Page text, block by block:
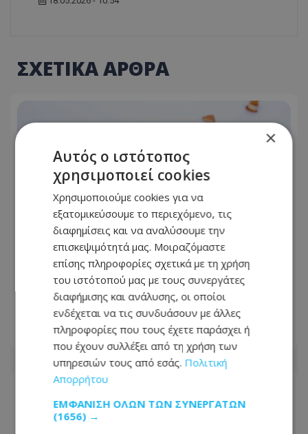
ΣΧΕΤΙΚΑ ΑΡΘΡΑ
Εορτολόγιο: Ποιος γιορτάζει σήμερα
Δευτέρα 10 Αυγούστου
10.08.2026 - 07:12
×
Αυτός ο ιστότοπος
χρησιμοποιεί cookies
Χρησιμοποιούμε cookies για να
εξατομικεύσουμε το περιεχόμενο, τις
διαφημίσεις και να αναλύσουμε την
επισκεψιμότητά μας. Μοιραζόμαστε
επίσης πληροφορίες σχετικά με τη χρήση
του ιστότοπού μας με τους συνεργάτες
διαφήμισης και ανάλυσης, οι οποίοι
ενδέχεται να τις συνδυάσουν με άλλες
πληροφορίες που τους έχετε παράσχει ή
που έχουν συλλέξει από τη χρήση των
υπηρεσιών τους από εσάς. Πολιτική
Απορρήτου
ΕΜΦΆΝΙΣΗ ΌΛΩΝ ΤΩΝ ΣΥΝΕΡΓΑΤΏΝ
(1656) →